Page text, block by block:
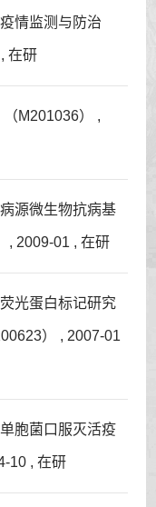
情监测与防治
在研
M201036） ,
源微生物抗病基
, 2009-01 , 在研
光蛋白标记研究
） , 2007-01
胞菌口服灭活疫
10 , 在研